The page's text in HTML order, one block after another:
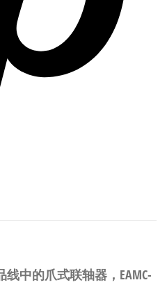
线中的爪式联轴器，EAMC-